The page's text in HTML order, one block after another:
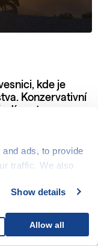
ads, to provide
traffic. We also
who may
use of their
Show details
Allow all
kde je
Konzervativní
cestu se svou